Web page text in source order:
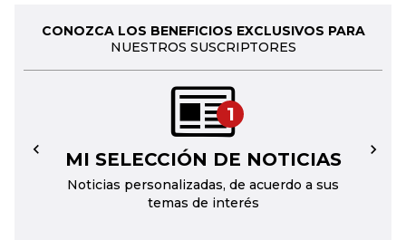
CONOZCA LOS BENEFICIOS EXCLUSIVOS PARA
NUESTROS SUSCRIPTORES
1
MI SELECCIÓN DE NOTICIAS
Noticias personalizadas, de acuerdo a sus
temas de interés
← →